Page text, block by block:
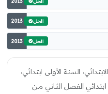
2013 الحل
2013 الحل
السنة الأولى ابتدائي،
الرياضيات، اختبارات الرياضيات 1 ابتدائي الفصل الثاني من